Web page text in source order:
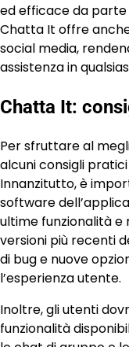
ed efficace da
Chatta It offre
social media,
assistenza in
Chatta It:
Per sfruttare al
alcuni consigli
Innanzitutto, è
software
ultime funzionalità e
versioni più recenti
di bug e nuove
l’esperienza utente.
Inoltre, gli utenti
funzionalità